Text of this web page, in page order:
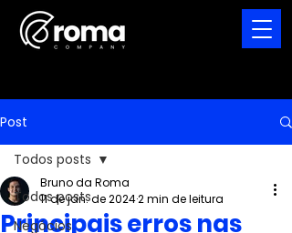
Post
Todos posts
Negócios
Todos posts
Principais erros nas
Bruno da Roma
11 de jan. de 20242 min de leitura